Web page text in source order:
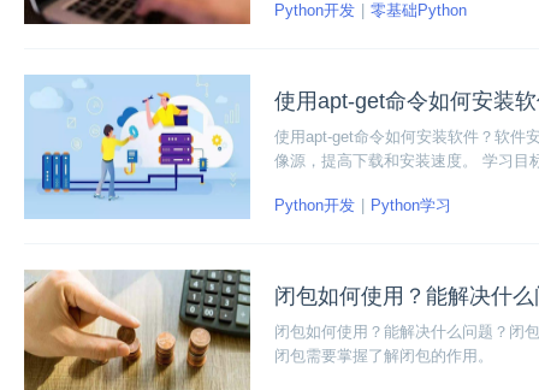
Python开发 零基础Python
使用apt-get命令如何安装
使用apt-get命令如何安装软件？软件
像源，提高下载和安装速度。 学习目
Python开发 Python学习
闭包如何使用？能解决什
闭包如何使用？能解决什么问题？闭
闭包需要掌握了解闭包的作用。